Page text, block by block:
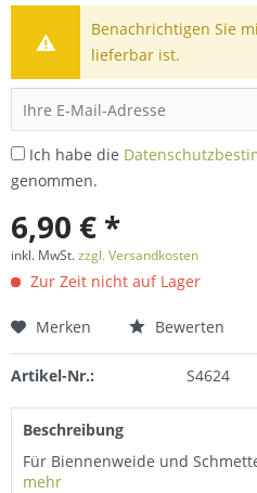
Benachrichtigen Sie
lieferbar ist.
Ich habe die
genommen.
6,90 € *
inkl. MwSt.zzgl. Versandkosten
Zur Zeit nicht auf Lager
Merken Bewerten
Artikel-Nr.: S4624
Beschreibung
Für Biennenweide und
mehr